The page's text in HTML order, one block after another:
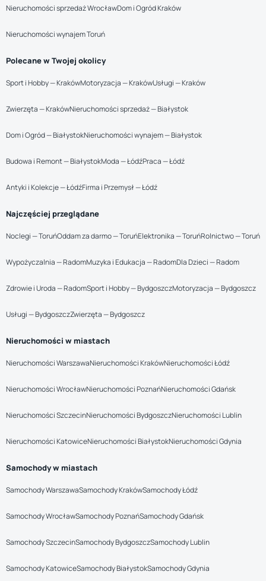
Nieruchomości sprzedaż WrocławDom i Ogród Kraków
Nieruchomości wynajem Toruń
Polecane w Twojej okolicy
Sport i Hobby — KrakówMotoryzacja — KrakówUsługi — Kraków
Zwierzęta — KrakówNieruchomości sprzedaż — Białystok
Dom i Ogród — BiałystokNieruchomości wynajem — Białystok
Budowa i Remont — BiałystokModa — ŁódźPraca — Łódź
Antyki i Kolekcje — ŁódźFirma i Przemysł — Łódź
Najczęściej przeglądane
Noclegi — ToruńOddam za darmo — ToruńElektronika — ToruńRolnictwo — Toruń
Wypożyczalnia — RadomMuzyka i Edukacja — RadomDla Dzieci — Radom
Zdrowie i Uroda — RadomSport i Hobby — BydgoszczMotoryzacja — Bydgoszcz
Usługi — BydgoszczZwierzęta — Bydgoszcz
Nieruchomości w miastach
Nieruchomości WarszawaNieruchomości KrakówNieruchomości Łódź
Nieruchomości WrocławNieruchomości PoznańNieruchomości Gdańsk
Nieruchomości SzczecinNieruchomości BydgoszczNieruchomości Lublin
Nieruchomości KatowiceNieruchomości BiałystokNieruchomości Gdynia
Samochody w miastach
Samochody WarszawaSamochody KrakówSamochody Łódź
Samochody WrocławSamochody PoznańSamochody Gdańsk
Samochody SzczecinSamochody BydgoszczSamochody Lublin
Samochody KatowiceSamochody BiałystokSamochody Gdynia